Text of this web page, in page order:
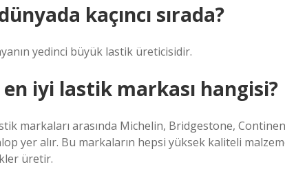
kaçıncı sırada?
yedinci büyük lastik üreticisidir.
en iyi lastik markası hangisi?
markaları arasında Michelin, Bridgestone,
yer alır. Bu markaların hepsi yüksek kaliteli
üretir.